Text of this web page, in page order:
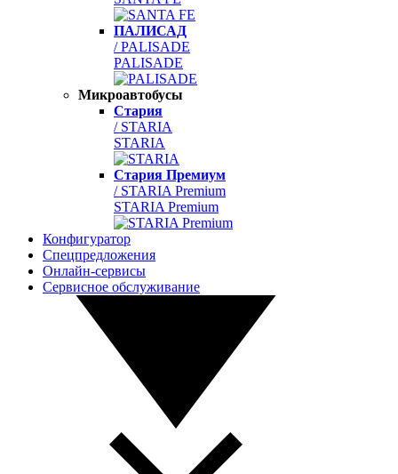
ПАЛИСАД
/ PALISADE
PALISADE
Микроавтобусы
Стария
/ STARIA
STARIA
Стария Премиум
/ STARIA Premium
STARIA Premium
Конфигуратор
Спецпредложения
Онлайн-сервисы
Сервисное обслуживание